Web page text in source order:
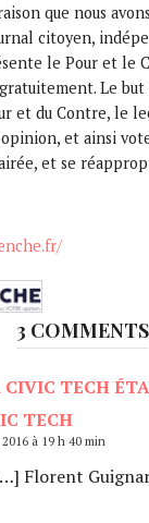
que nous
citoyen,
le Pour et le
Le
et du Contre, le
et ainsi
et se
3 COMMENTS
TECH
TECH
à 19 h 40 min
Florent